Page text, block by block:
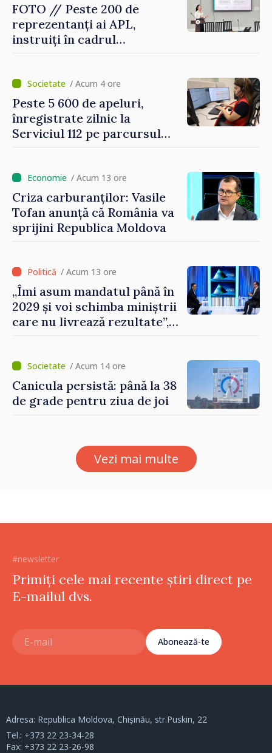
FOTO // Peste 200 de
reprezentanți ai APL,
instruiți în cadrul
două regulamente din
domeniu
/ Acum 4 ore
Peste 5 600 de apeluri,
înregistrate zilnic la
Serviciul 112 pe parcursul
ambulanța/ Acum 13 ore
Criza carburanților: Vasile
Tofan anunță că România va
sprijini Republica Moldova
/ Acum 13 ore
„Îmi asum mandatul până în
2029 și voi schimba miniștrii
care nu livrează rezultate”,
/ Acum 14 ore
Canicula persistă: până la 38
de grade pentru ziua de joi
Vezi mai multe
#newsletter
Primiți cele mai recente știri direct pe
E-mailul dvs.
Abonează-te
Adresa: Republica Moldova, Chișinău, str.Puskin, 22
Tel.: +373 22 23-34-28
Fax: +373 22 23-26-98